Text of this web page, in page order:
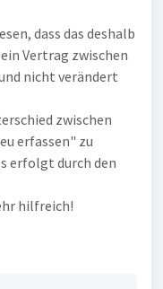
dass das deshalb
Vertrag zwischen
nicht verändert
zwischen
erfassen" zu
erfolgt durch den
hilfreich!